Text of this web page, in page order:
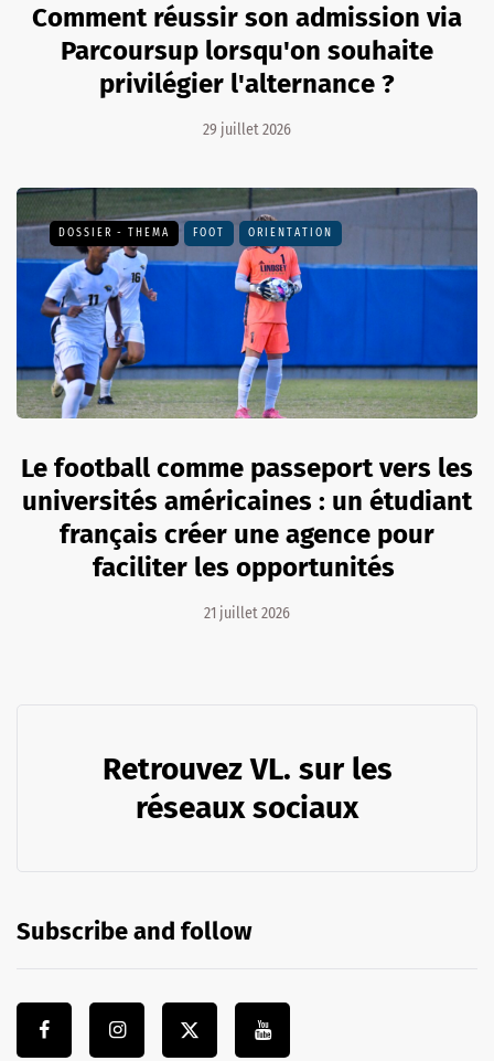
Comment réussir son admission via
Parcoursup lorsqu'on souhaite
privilégier l'alternance ?
29 juillet 2026
DOSSIER - THEMA FOOT ORIENTATION
Le football comme passeport vers les
universités américaines : un étudiant
français créer une agence pour
faciliter les opportunités
21 juillet 2026
Retrouvez VL. sur les
réseaux sociaux
Subscribe and follow